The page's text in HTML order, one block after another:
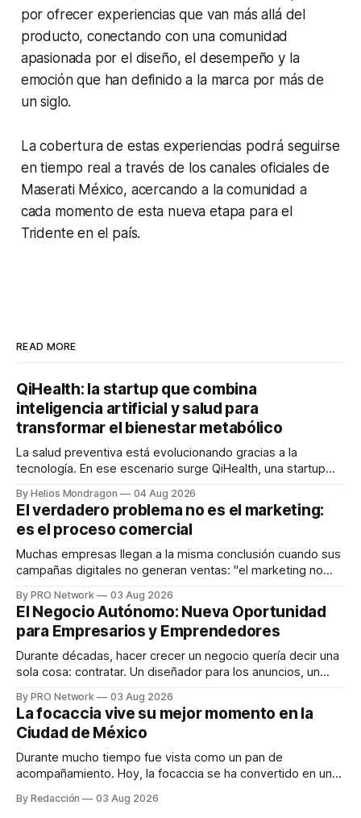
por ofrecer experiencias que van más allá del
producto, conectando con una comunidad
apasionada por el diseño, el desempeño y la
emoción que han definido a la marca por más de
un siglo.
La cobertura de estas experiencias podrá seguirse
en tiempo real a través de los canales oficiales de
Maserati México, acercando a la comunidad a
cada momento de esta nueva etapa para el
Tridente en el país.
READ MORE
QiHealth: la startup que combina
inteligencia artificial y salud para
transformar el bienestar metabólico
La salud preventiva está evolucionando gracias a la
tecnología. En ese escenario surge QiHealth, una startup
dispositivos inteligentes, inteligencia artificial y monitoreo
en tiempo real para ayudar a las personas a tomar mejores
decisiones sobre su salud metabólica. Su propuesta busca
responder
By Helios Mondragon 04 Aug 2026
El verdadero problema no es el marketing:
es el proceso comercial
Muchas empresas llegan a la misma conclusión cuando sus
campañas digitales no generan ventas: "el marketing no
INTERIUS, el problema suele estar en otro lugar. Durante
una entrevista para el podcast SER PRO, el especialista en
marketing digital explicó que
By PRO Network 03 Aug 2026
El Negocio Autónomo: Nueva Oportunidad
para Empresarios y Emprendedores
Durante décadas, hacer crecer un negocio quería decir una
sola cosa: contratar. Un diseñador para los anuncios, un
para los textos, alguien que supiera de publicidad digital
para encontrar prospectos, un vendedor para atender
llamadas y mensajes, y —con suerte— una persona
By PRO Network 03 Aug 2026
La focaccia vive su mejor momento en la
Ciudad de México
Durante mucho tiempo fue vista como un pan de
acompañamiento. Hoy, la focaccia se ha convertido en uno
artesanal, ingredientes de calidad y experiencias que
By Redacción 03 Aug 2026